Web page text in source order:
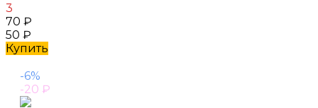
3
70 ₽
50 ₽
Купить
-6%
-20 ₽